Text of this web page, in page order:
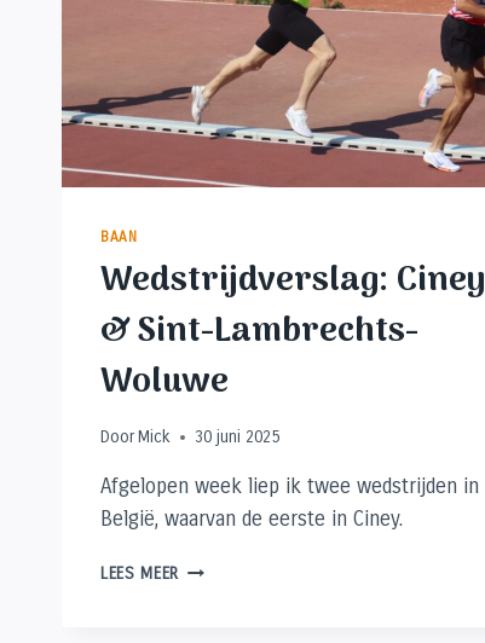
BAAN
Wedstrijdverslag: Ciney
& Sint-Lambrechts-
Woluwe
DoorMick 30 juni 2025
Afgelopen week liep ik twee wedstrijden in
België, waarvan de eerste in Ciney.
LEES MEER WEDSTRIJDVERSLAG: